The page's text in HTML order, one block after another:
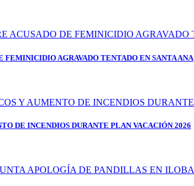
AGRAVADO TENTADO EN SANTA ANA
DE INCENDIOS DURANTE PLAN VACACIÓN 2026